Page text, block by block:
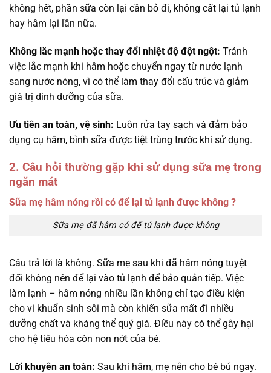
không hết, phần sữa còn lại cần bỏ đi, không cất lại tủ lạnh
hay hâm lại lần nữa.
Không lắc mạnh hoặc thay đổi nhiệt độ đột ngột: Tránh
việc lắc mạnh khi hâm hoặc chuyển ngay từ nước lạnh
sang nước nóng, vì có thể làm thay đổi cấu trúc và giảm
giá trị dinh dưỡng của sữa.
Ưu tiên an toàn, vệ sinh: Luôn rửa tay sạch và đảm bảo
dụng cụ hâm, bình sữa được tiệt trùng trước khi sử dụng.
2. Câu hỏi thường gặp khi sử dụng sữa mẹ trong
ngăn mát
Sữa mẹ hâm nóng rồi có để lại tủ lạnh được không ?
Sữa mẹ đã hâm có để tủ lạnh được không
Câu trả lời là không. Sữa mẹ sau khi đã hâm nóng tuyệt
đối không nên để lại vào tủ lạnh để bảo quản tiếp. Việc
làm lạnh – hâm nóng nhiều lần không chỉ tạo điều kiện
cho vi khuẩn sinh sôi mà còn khiến sữa mất đi nhiều
dưỡng chất và kháng thể quý giá. Điều này có thể gây hại
cho hệ tiêu hóa còn non nớt của bé.
Lời khuyên an toàn: Sau khi hâm, mẹ nên cho bé bú ngay.